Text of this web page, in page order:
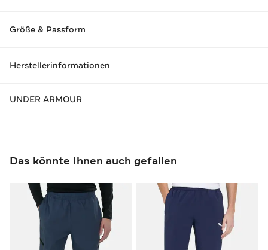
Größe & Passform
Herstellerinformationen
UNDER ARMOUR
Das könnte Ihnen auch gefallen